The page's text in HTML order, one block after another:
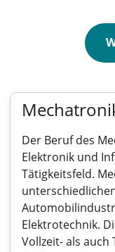
Der Beruf des
Elektronik und
Tätigkeitsfeld.
Elektrotechnik.
Vollzeit- als